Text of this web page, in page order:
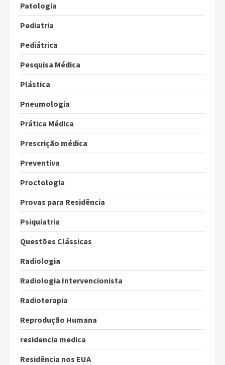
Patologia
Pediatria
Pediátrica
Pesquisa Médica
Plástica
Pneumologia
Prática Médica
Prescrição médica
Preventiva
Proctologia
Provas para Residência
Psiquiatria
Questões Clássicas
Radiologia
Radiologia Intervencionista
Radioterapia
Reprodução Humana
residencia medica
Residência nos EUA